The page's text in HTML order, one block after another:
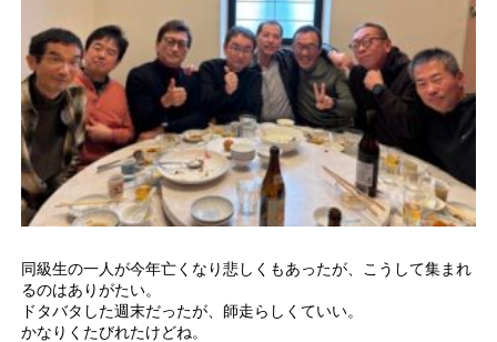
同級生の一人が今年亡くなり悲しくもあったが、こうして集まれ
るのはありがたい。
ドタバタした週末だったが、師走らしくていい。
かなりくたびれたけどね。